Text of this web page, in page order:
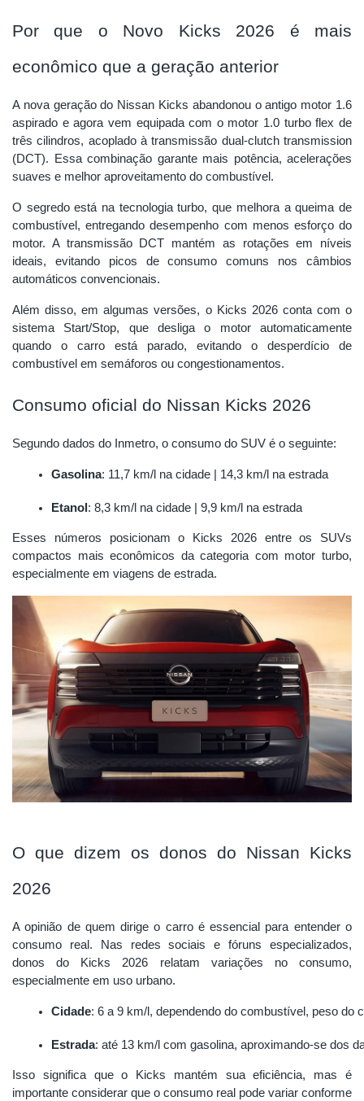
Por que o Novo Kicks 2026 é mais
econômico que a geração anterior
A nova geração do Nissan Kicks abandonou o antigo motor 1.6
aspirado e agora vem equipada com o motor 1.0 turbo flex de
três cilindros, acoplado à transmissão dual-clutch transmission
(DCT). Essa combinação garante mais potência, acelerações
suaves e melhor aproveitamento do combustível.
O segredo está na tecnologia turbo, que melhora a queima de
combustível, entregando desempenho com menos esforço do
motor. A transmissão DCT mantém as rotações em níveis
ideais, evitando picos de consumo comuns nos câmbios
automáticos convencionais.
Além disso, em algumas versões, o Kicks 2026 conta com o
sistema Start/Stop, que desliga o motor automaticamente
quando o carro está parado, evitando o desperdício de
combustível em semáforos ou congestionamentos.
Consumo oficial do Nissan Kicks 2026
Segundo dados do Inmetro, o consumo do SUV é o seguinte:
Gasolina: 11,7 km/l na cidade | 14,3 km/l na estrada
Etanol : 8,3 km/l na cidade | 9,9 km/l na estrada
Esses números posicionam o Kicks 2026 entre os SUVs
compactos mais econômicos da categoria com motor turbo,
especialmente em viagens de estrada.
O que dizem os donos do Nissan Kicks
2026
A opinião de quem dirige o carro é essencial para entender o
consumo real. Nas redes sociais e fóruns especializados,
donos do Kicks 2026 relatam variações no consumo,
especialmente em uso urbano.
Cidade: 6 a 9 km/l, dependendo do combustível, peso do
Estrada: até 13 km/l com gasolina, aproximando-se dos
Isso significa que o Kicks mantém sua eficiência, mas é
importante considerar que o consumo real pode variar conforme